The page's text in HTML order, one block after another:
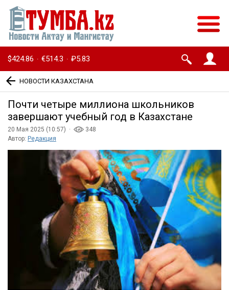
$424.86 · €514.3 · ₽5.83
НОВОСТИ КАЗАХСТАНА
Почти четыре миллиона школьников
завершают учебный год в Казахстане
20 Мая 2025 (10:57) ·
348
Автор: Редакция